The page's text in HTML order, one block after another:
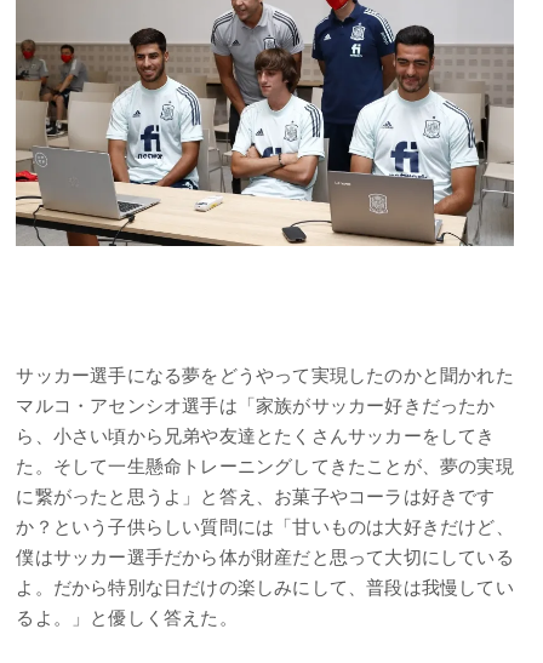
サッカー選手になる夢をどうやって実現したのかと聞かれた
マルコ・アセンシオ選手は「家族がサッカー好きだったか
ら、小さい頃から兄弟や友達とたくさんサッカーをしてき
た。そして一生懸命トレーニングしてきたことが、夢の実現
に繋がったと思うよ」と答え、お菓子やコーラは好きです
か？という子供らしい質問には「甘いものは大好きだけど、
僕はサッカー選手だから体が財産だと思って大切にしている
よ。だから特別な日だけの楽しみにして、普段は我慢してい
るよ。」と優しく答えた。